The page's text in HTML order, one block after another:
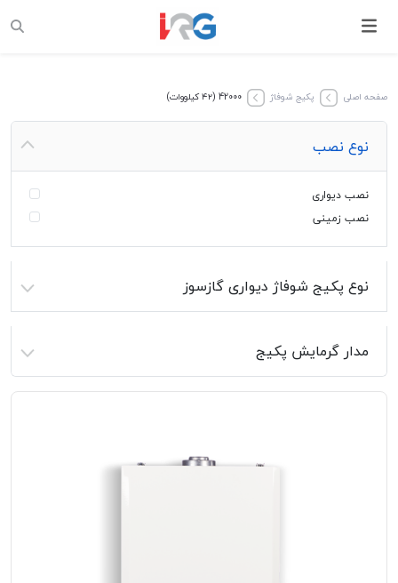
صفحه اصلی پکیج‌ شوفاژ 42000 (۴۲ کیلووات)
نوع نصب
نصب دیواری
نصب زمینی
نوع پکیج شوفاژ دیواری گازسوز
مدار گرمایش پکیج